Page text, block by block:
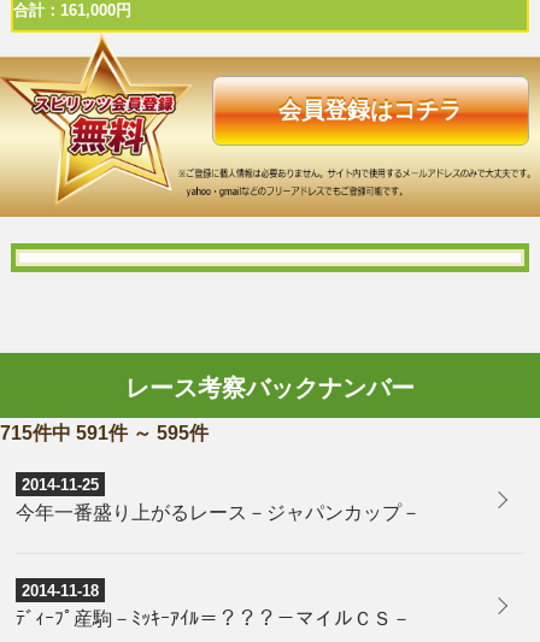
合計：161,000円
会員登録はコチラ
レース考察バックナンバー
715件中 591件 ～ 595件
2014-11-25
今年一番盛り上がるレース－ジャパンカップ－
2014-11-18
ﾃﾞｨｰﾌﾟ産駒－ﾐｯｷｰｱｲﾙ＝？？？－マイルＣＳ－